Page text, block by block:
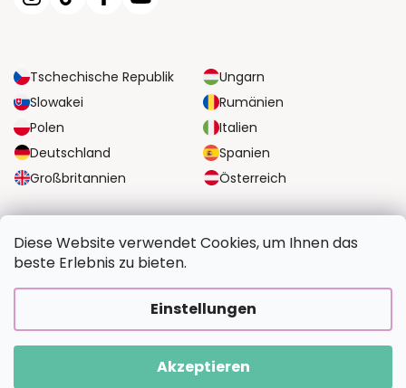
Diese Website verwendet Cookies, um Ihnen das
beste Erlebnis zu bieten.
Einstellungen
Akzeptieren
Tschechische Republik
Ungarn
Slowakei
Rumänien
Polen
Italien
Deutschland
Spanien
Großbritannien
Österreich
SICHERE ZAHLUNGSOPTIONEN
BildvomFoto.de. Alle Rechte vorbehalten.